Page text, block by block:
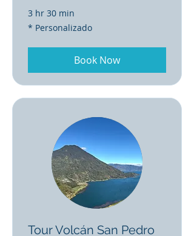
3 hr 30 min
*
Personalizado
* Personalizado
Book Now
Tour Volcán San Pedro